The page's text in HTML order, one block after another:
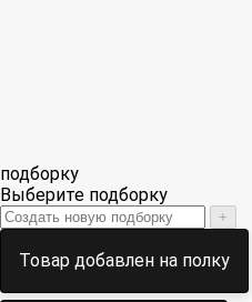
подборку
Выберите подборку
+
Товар добавлен на полку